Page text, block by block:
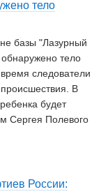
тело
базы "Лазурный
тело
следователи
В
будет
Сергея Полевого
России: